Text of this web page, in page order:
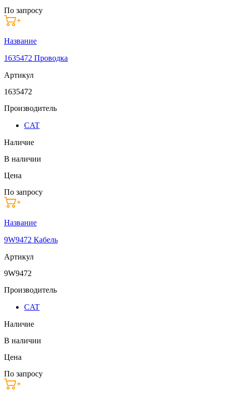
По запросу
Название
1635472 Проводка
Артикул
1635472
Производитель
CAT
Наличие
В наличии
Цена
По запросу
Название
9W9472 Кабель
Артикул
9W9472
Производитель
CAT
Наличие
В наличии
Цена
По запросу